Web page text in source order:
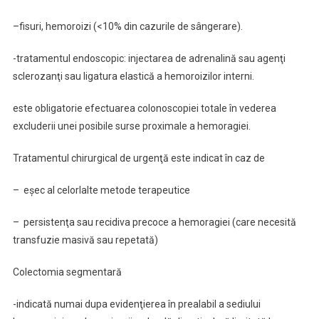
–fisuri, hemoroizi (<10% din cazurile de sângerare).
-tratamentul endoscopic: injectarea de adrenalină sau agenţi
sclerozanţi sau ligatura elastică a hemoroizilor interni.
este obligatorie efectuarea colonoscopiei totale în vederea
excluderii unei posibile surse proximale a hemoragiei.
Tratamentul chirurgical de urgenţă este indicat în caz de
– eşec al celorlalte metode terapeutice
– persistenţa sau recidiva precoce a hemoragiei (care necesită
transfuzie masivă sau repetată)
Colectomia segmentară
-indicată numai dupa evidenţierea în prealabil a sediului